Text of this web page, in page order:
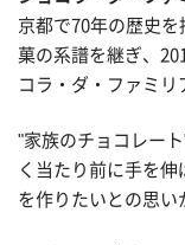
京都で70年の歴史
菓の系譜を継ぎ、
コラ・ダ・ファミリ
"家族のチョコレー
く当たり前に手を
を作りたいとの思い